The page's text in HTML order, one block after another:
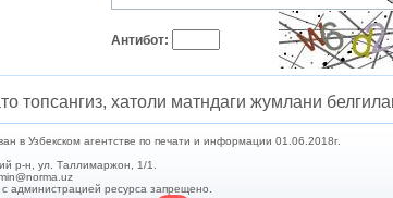
Антибот:
топсангиз, хатоли матндаги жумлани
в Узбекском агентстве по печати и информации 01.06.2018г.
р-н, ул. Таллимаржон, 1/1.
администрацией ресурса запрещено.